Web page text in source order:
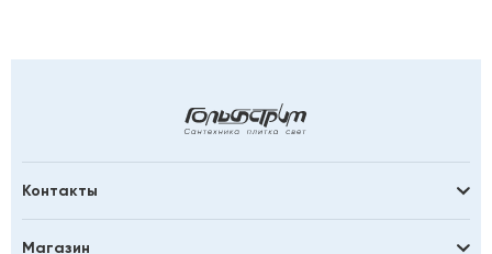
Контакты
Магазин